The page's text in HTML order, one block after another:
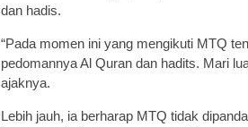
dan hadis.
“Pada momen ini yang mengikuti MTQ
pedomannya Al Quran dan hadits. Mari
ajaknya.
Lebih jauh, ia berharap MTQ tidak